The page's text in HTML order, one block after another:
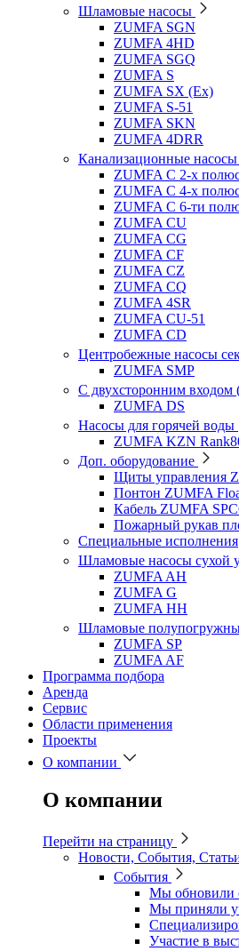
Шламовые насосы
ZUMFA SGN
ZUMFA 4HD
ZUMFA SGQ
ZUMFA S
ZUMFA SX (Ex)
ZUMFA S-51
ZUMFA SKN
ZUMFA 4DRR
Канализационные насосы
ZUMFA C 2-х
ZUMFA C 4-х
ZUMFA C 6-ти
ZUMFA CU
ZUMFA CG
ZUMFA CF
ZUMFA CZ
ZUMFA CQ
ZUMFA 4SR
ZUMFA CU-51
ZUMFA CD
Центробежные насосы
ZUMFA SMP
С двухсторонним входом
ZUMFA DS
Насосы для горячей воды
ZUMFA KZN
Доп. оборудование
Щиты управления
Понтон ZUMFA
Кабель ZUMFA
Пожарный рукав
Специальные исполнения
Шламовые насосы сухой
ZUMFA AH
ZUMFA G
ZUMFA HH
Шламовые
ZUMFA SP
ZUMFA AF
Программа подбора
Аренда
Сервис
Области применения
Проекты
О компании
О компании
Перейти на страницу
Новости, События,
События
Мы обновили
Мы приняли
Участие в